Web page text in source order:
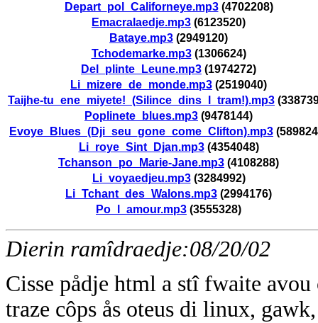
Depart_pol_Californeye.mp3(4702208)
Emacralaedje.mp3 (6123520)
Bataye.mp3 (2949120)
Tchodemarke.mp3(1306624)
Del_plinte_Leune.mp3 (1974272)
Li_mizere_de_monde.mp3 (2519040)
Taijhe-tu_ene_miyete!_(Silince_dins_l_tram!).mp3
Poplinete_blues.mp3 (9478144)
Evoye_Blues_(Dji_seu_gone_come_Clifton).mp3
Li_roye_Sint_Djan.mp3(4354048)
Tchanson_po_Marie-Jane.mp3 (4108288)
Li_voyaedjeu.mp3(3284992)
Li_Tchant_des_Walons.mp3 (2994176)
Po_l_amour.mp3 (3555328)
Dierin ramîdraedje:08/20/02
Cisse pådje html a stî fwaite
traze côps ås oteus di linux,